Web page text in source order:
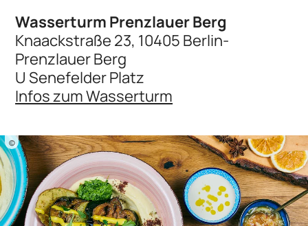
Wasserturm Prenzlauer Berg
Knaackstraße 23, 10405 Berlin-
Prenzlauer Berg
U Senefelder Platz
Infos zum Wasserturm
©